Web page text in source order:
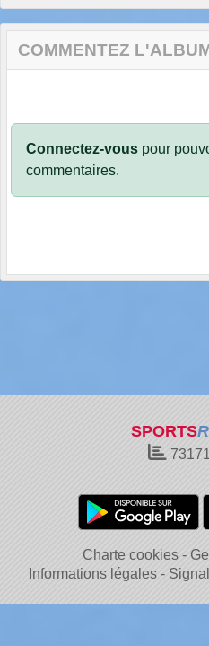
COMMENTEZ
Connectez-vous pour
commentaires.
SPORTS
73171
Charte cookies
Informations légales